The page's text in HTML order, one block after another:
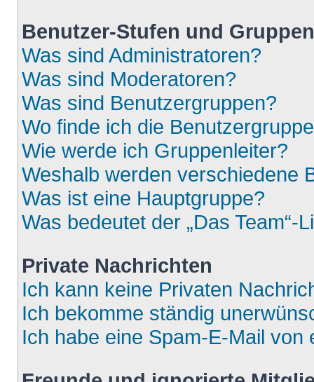
Benutzer-Stufen und Gruppen
Was sind Administratoren?
Was sind Moderatoren?
Was sind Benutzergruppen?
Wo finde ich die
Wie werde ich Gruppenleiter?
Weshalb werden verschiedene
Was ist eine Hauptgruppe?
Was bedeutet der „Das Team“-
Private Nachrichten
Ich kann keine Privaten
Ich bekomme ständig
Ich habe eine Spam-E-Mail